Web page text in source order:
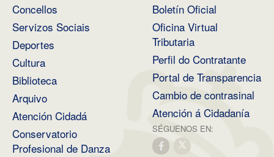
Concellos
Servizos Sociais
Deportes
Cultura
Biblioteca
Arquivo
Atención Cidadá
Conservatorio
Profesional de Danza
Boletín Oficial
Oficina Virtual
Tributaria
Perfil do Contratante
Portal de Transparencia
Cambio de contrasinal
Atención á Cidadanía
SÉGUENOS EN: